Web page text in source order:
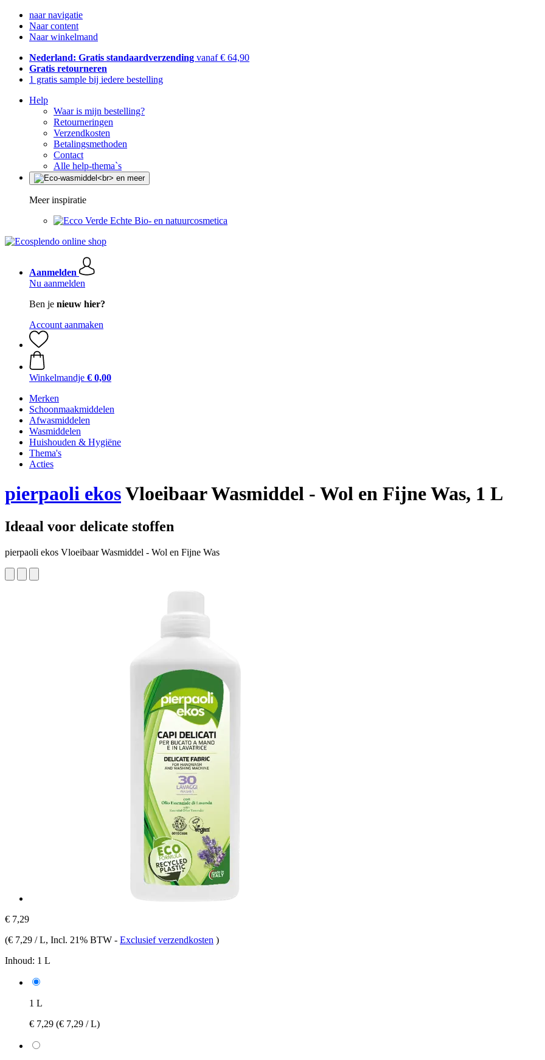
naar navigatie
Naar content
Naar winkelmand
Nederland: Gratis standaardverzending vanaf € 64,90
Gratis retourneren
1 gratis sample bij iedere bestelling
Help
Waar is mijn bestelling?
Retourneringen
Verzendkosten
Betalingsmethoden
Contact
Alle help-thema`s
Meer inspiratie
Echte Bio- en natuurcosmetica
Aanmelden
Nu aanmelden
Ben je nieuw hier?
Account aanmaken
Winkelmandje € 0,00
Merken
Schoonmaakmiddelen
Afwasmiddelen
Wasmiddelen
Huishouden & Hygiëne
Thema's
Acties
pierpaoli ekosVloeibaar Wasmiddel - Wol en Fijne Was, 1 L
Ideaal voor delicate stoffen
pierpaoli ekos Vloeibaar Wasmiddel - Wol en Fijne Was
€ 7,29
(€ 7,29 / L, Incl. 21% BTW - Exclusief verzendkosten )
Inhoud: 1 L
1 L
€ 7,29 (€ 7,29 / L)